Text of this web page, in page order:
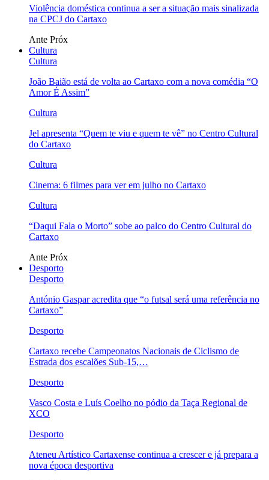
Violência doméstica continua a ser a situação mais sinalizada
na CPCJ do Cartaxo
Ante Próx
Cultura
Cultura
João Baião está de volta ao Cartaxo com a nova comédia “O
Amor É Assim”
Cultura
Jel apresenta “Quem te viu e quem te vê” no Centro Cultural
do Cartaxo
Cultura
Cinema: 6 filmes para ver em julho no Cartaxo
Cultura
“Daqui Fala o Morto” sobe ao palco do Centro Cultural do
Cartaxo
Ante Próx
Desporto
Desporto
António Gaspar acredita que “o futsal será uma referência no
Cartaxo”
Desporto
Cartaxo recebe Campeonatos Nacionais de Ciclismo de
Estrada dos escalões Sub-15,…
Desporto
Vasco Costa e Luís Coelho no pódio da Taça Regional de
XCO
Desporto
Ateneu Artístico Cartaxense continua a crescer e já prepara a
nova época desportiva